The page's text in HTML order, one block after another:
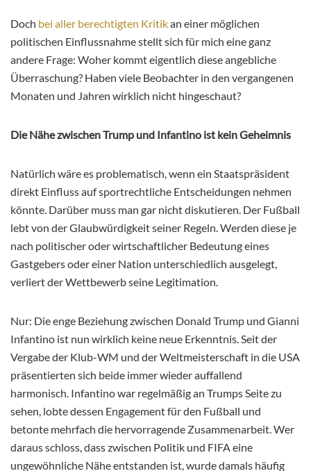
Doch bei aller berechtigten Kritikan einer möglichen
politischen Einflussnahme stellt sich für mich eine ganz
andere Frage: Woher kommt eigentlich diese angebliche
Überraschung? Haben viele Beobachter in den vergangenen
Monaten und Jahren wirklich nicht hingeschaut?
Die Nähe zwischen Trump und Infantino ist kein Geheimnis
Natürlich wäre es problematisch, wenn ein Staatspräsident
direkt Einfluss auf sportrechtliche Entscheidungen nehmen
könnte. Darüber muss man gar nicht diskutieren. Der Fußball
lebt von der Glaubwürdigkeit seiner Regeln. Werden diese je
nach politischer oder wirtschaftlicher Bedeutung eines
Gastgebers oder einer Nation unterschiedlich ausgelegt,
verliert der Wettbewerb seine Legitimation.
Nur: Die enge Beziehung zwischen Donald Trump und Gianni
Infantino ist nun wirklich keine neue Erkenntnis. Seit der
Vergabe der Klub-WM und der Weltmeisterschaft in die USA
präsentierten sich beide immer wieder auffallend
harmonisch. Infantino war regelmäßig an Trumps Seite zu
sehen, lobte dessen Engagement für den Fußball und
betonte mehrfach die hervorragende Zusammenarbeit. Wer
daraus schloss, dass zwischen Politik und FIFA eine
ungewöhnliche Nähe entstanden ist, wurde damals häufig